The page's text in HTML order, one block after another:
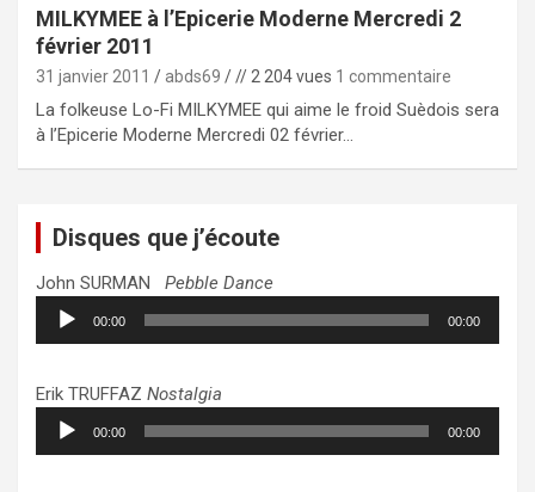
MILKYMEE à l’Epicerie Moderne Mercredi 2
février 2011
31 janvier 2011 abds69 // 2 204 vues 1 commentaire
La folkeuse Lo-Fi MILKYMEE qui aime le froid Suèdois sera
à l’Epicerie Moderne Mercredi 02 février…
Disques que j’écoute
John SURMAN Pebble Dance
Lecteur
audio
00:00 00:00
Erik TRUFFAZ Nostalgia
Lecteur
audio
00:00 00:00